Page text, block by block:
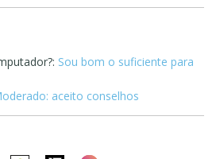
Sou bom o suficiente para
aceito conselhos